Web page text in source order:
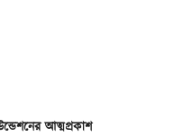
আত্মপ্রকাশ